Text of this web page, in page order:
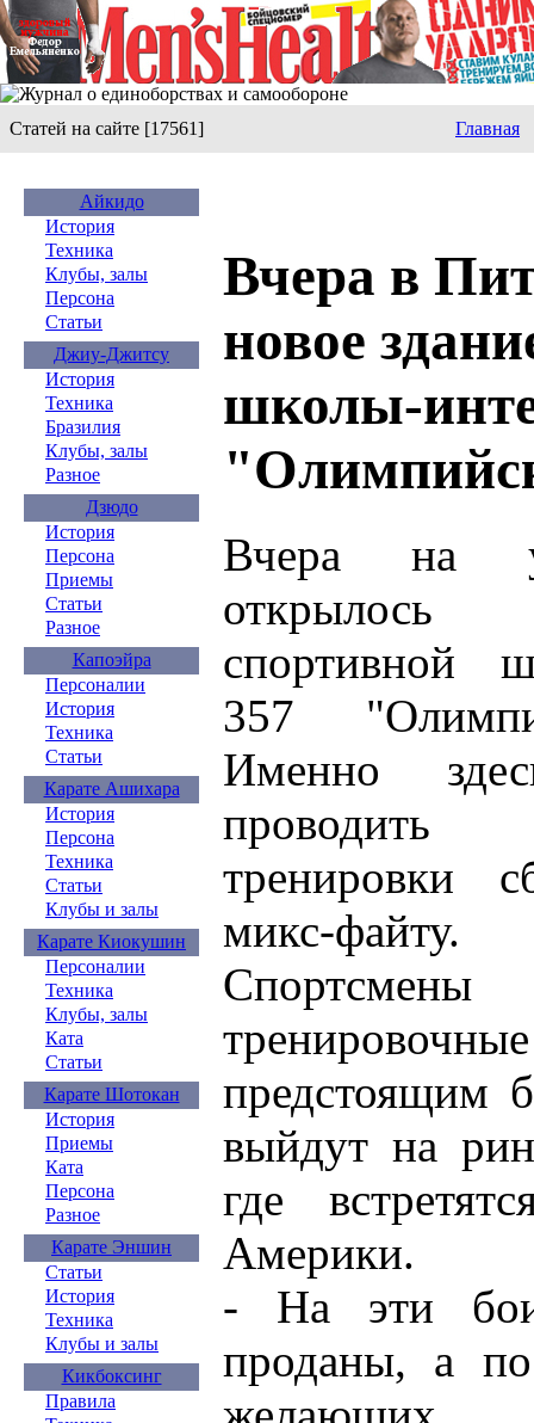
Статей на сайте [17561] Главная
Айкидо
История
Техника
Клубы, залы
Персона
Статьи
Джиу-Джитсу
История
Техника
Бразилия
Клубы, залы
Разное
Дзюдо
История
Персона
Приемы
Статьи
Разное
Капоэйра
Персоналии
История
Техника
Статьи
Карате Ашихара
История
Персона
Техника
Статьи
Клубы и залы
Карате Киокушин
Персоналии
Техника
Клубы, залы
Ката
Статьи
Карате Шотокан
История
Приемы
Ката
Персона
Разное
Карате Эншин
Статьи
История
Техника
Клубы и залы
Кикбоксинг
Правила
Вчера в
новое
школы-
Вчера на
спортивной
357
Именно
проводить
тренировки
микс-файту.
предстоящим
выйдут на
где
Америки.
- На эти
проданы, а